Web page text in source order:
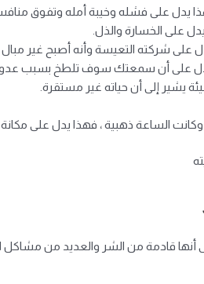
يدل على فشله وخيبة أمله وتفوق
على الخسارة والذل.
شركته التعيسة وأنه أصبح غير
على أن سمعتك سوف تلطخ بسبب
إلى أن حياته غير مستقرة.
الساعة ذهبية ، فهذا يدل على
قادمة من الشر والعديد من مشاكل